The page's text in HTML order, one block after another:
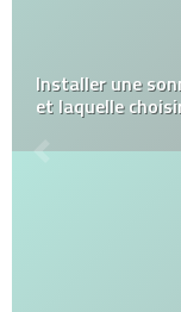
Installer une
et laquelle